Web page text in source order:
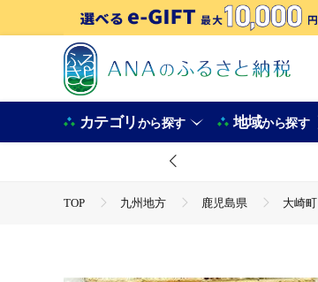
カテゴリから探す 地域から探す
TOP 九州地方 鹿児島県 大崎町